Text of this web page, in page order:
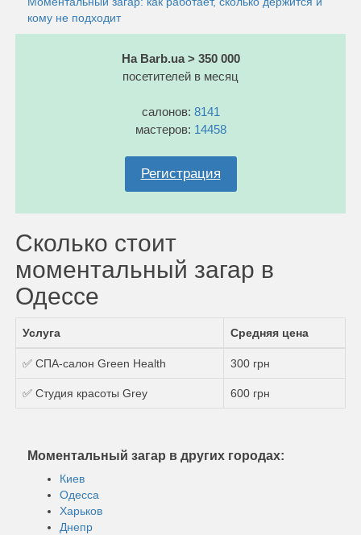
кому не подходит
На Barb.ua > 350 000
посетителей в месяц
салонов: 8141
мастеров: 14458
Регистрация
Сколько стоит
моментальный загар в
Одессе
Услуга Средняя цена
✅ СПА-салон Green Health 300 грн
✅ Студия красоты Grey 600 грн
Моментальный загар в других городах:
Киев
Одесса
Харьков
Днепр